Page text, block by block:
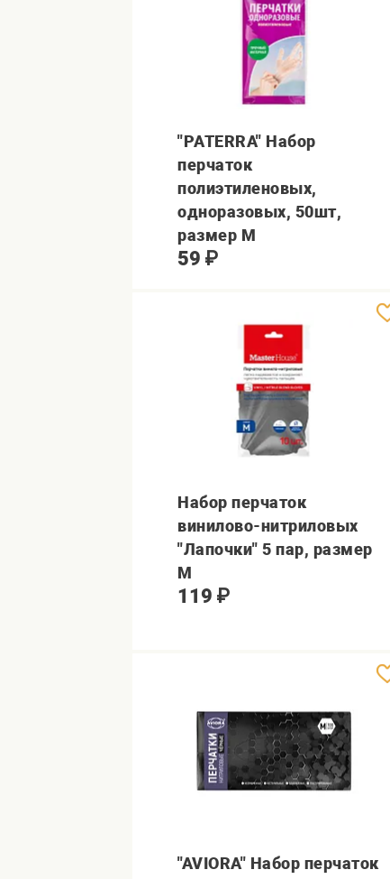
"PATERRA" Набор
перчаток
полиэтиленовых,
одноразовых, 50шт,
размер М
59 ₽
Набор перчаток
винилово-нитриловых
"Лапочки" 5 пар, размер
M
119 ₽
"AVIORA" Набор перчаток